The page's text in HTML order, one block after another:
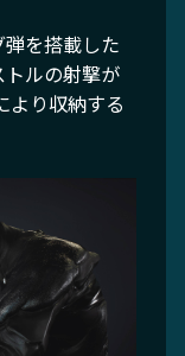
を搭載した
トルの射撃が
より収納する